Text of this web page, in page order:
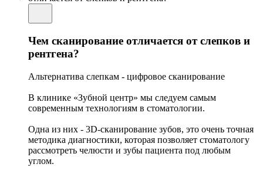
Чем сканирование отличается от слепков и
рентгена?
Альтернатива слепкам - цифровое сканирование
В клинике «Зубной центр» мы следуем самым
современным технологиям в стоматологии.
Одна из них - 3D-сканирование зубов, это очень точная
методика диагностики, которая позволяет стоматологу
рассмотреть челюсти и зубы пациента под любым
углом.